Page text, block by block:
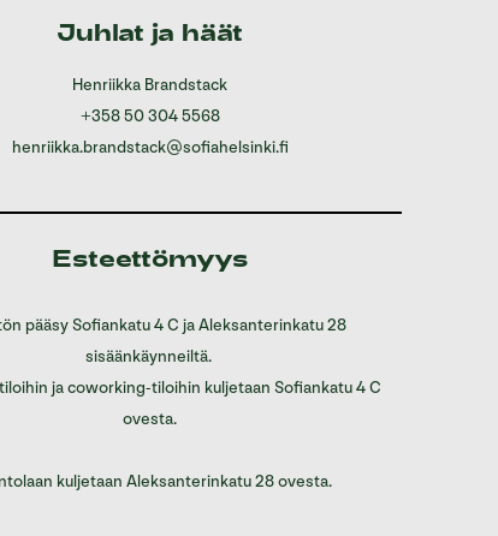
Juhlat ja häät
Henriikka Brandstack
+358 50 304 5568
henriikka.brandstack@sofiahelsinki.fi
Esteettömyys
pääsy Sofiankatu 4 C ja Aleksanterinkatu 28
sisäänkäynneiltä.
ja coworking-tiloihin kuljetaan Sofiankatu 4 C
ovesta.
kuljetaan Aleksanterinkatu 28 ovesta.